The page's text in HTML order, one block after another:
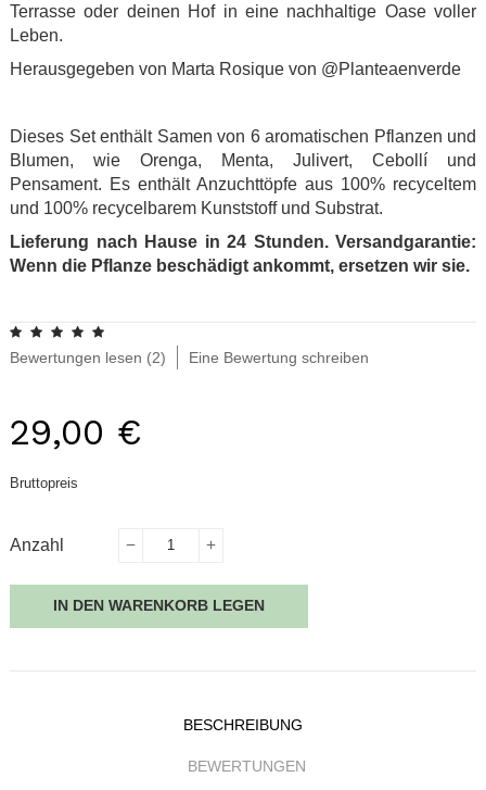
Terrasse oder deinen Hof in eine nachhaltige Oase voller
Leben.
Herausgegeben von Marta Rosique von @Planteaenverde
Dieses Set enthält Samen von 6 aromatischen Pflanzen und
Blumen, wie Orenga, Menta, Julivert, Cebollí und
Pensament. Es enthält Anzuchttöpfe aus 100% recyceltem
und 100% recycelbarem Kunststoff und Substrat.
Lieferung nach Hause in 24 Stunden. Versandgarantie:
Wenn die Pflanze beschädigt ankommt, ersetzen wir sie.
Bewertungen lesen (2) Eine Bewertung schreiben
29,00 €
Bruttopreis
Anzahl
IN DEN WARENKORB LEGEN
BESCHREIBUNG
BEWERTUNGEN